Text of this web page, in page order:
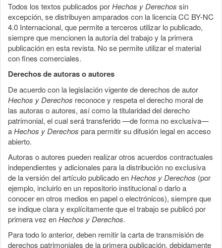
Todos los textos publicados porHechos y Derechos sin
excepción, se distribuyen amparados con la licencia CC BY-NC
4.0 Internacional, que permite a terceros utilizar lo publicado,
siempre que mencionen la autoría del trabajo y la primera
publicación en esta revista. No se permite utilizar el material
con fines comerciales.
Derechos de autoras o autores
De acuerdo con la legislación vigente de derechos de autor
Hechos y Derechos reconoce y respeta el derecho moral de
las autoras o autores, así como la titularidad del derecho
patrimonial, el cual será transferido —de forma no exclusiva—
aHechos y Derechos para permitir su difusión legal en acceso
abierto.
Autoras o autores pueden realizar otros acuerdos contractuales
independientes y adicionales para la distribución no exclusiva
de la versión del artículo publicado enHechos y Derechos (por
ejemplo, incluirlo en un repositorio institucional o darlo a
conocer en otros medios en papel o electrónicos), siempre que
se indique clara y explícitamente que el trabajo se publicó por
primera vez enHechos y Derechos.
Para todo lo anterior, deben remitir la carta de transmisión de
derechos patrimoniales de la primera publicación, debidamente